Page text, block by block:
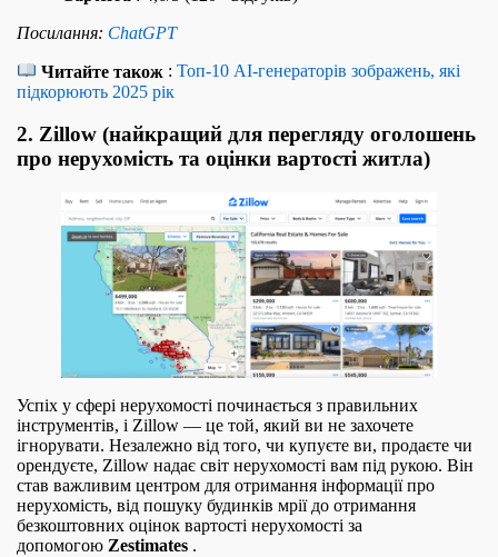
Посилання: ChatGPT
Читайте також :Топ-10 AI-генераторів зображень, які
підкорюють 2025 рік
2. Zillow (найкращий для перегляду оголошень
про нерухомість та оцінки вартості житла)
Успіх у сфері нерухомості починається з правильних
інструментів, і Zillow — це той, який ви не захочете
ігнорувати. Незалежно від того, чи купуєте ви, продаєте чи
орендуєте, Zillow надає світ нерухомості вам під рукою. Він
став важливим центром для отримання інформації про
нерухомість, від пошуку будинків мрії до отримання
безкоштовних оцінок вартості нерухомості за
допомогою Zestimates .